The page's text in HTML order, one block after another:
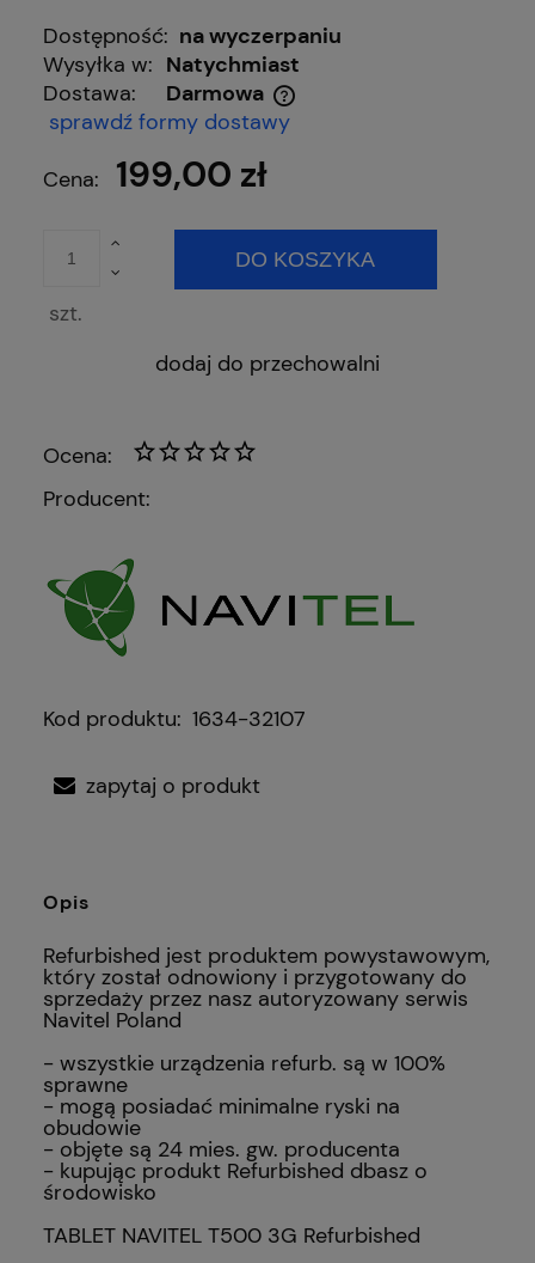
Dostępność: na wyczerpaniu
Wysyłka w: Natychmiast
Dostawa:
Darmowa
Cena nie zawiera ewentualnych kosztów płatności
sprawdź formy dostawy
Cena:
199,00 zł
szt.
DO KOSZYKA
dodaj do przechowalni
Ocena:
Producent:
Kod produktu: 1634-32107
zapytaj o produkt
Opis
Refurbished jest produktem powystawowym,
który został odnowiony i przygotowany do
sprzedaży przez nasz autoryzowany serwis
Navitel Poland
- wszystkie urządzenia refurb. są w 100%
sprawne
- mogą posiadać minimalne ryski na
obudowie
- objęte są 24 mies. gw. producenta
- kupując produkt Refurbished dbasz o
środowisko
TABLET NAVITEL T500 3G Refurbished